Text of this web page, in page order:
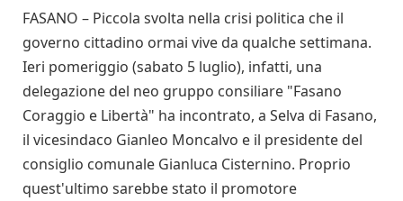
FASANO – Piccola svolta nella crisi politica che il
governo cittadino ormai vive da qualche settimana.
Ieri pomeriggio (sabato 5 luglio), infatti, una
delegazione del neo gruppo consiliare "Fasano
Coraggio e Libertà" ha incontrato, a Selva di Fasano,
il vicesindaco Gianleo Moncalvo e il presidente del
consiglio comunale Gianluca Cisternino. Proprio
quest'ultimo sarebbe stato il promotore